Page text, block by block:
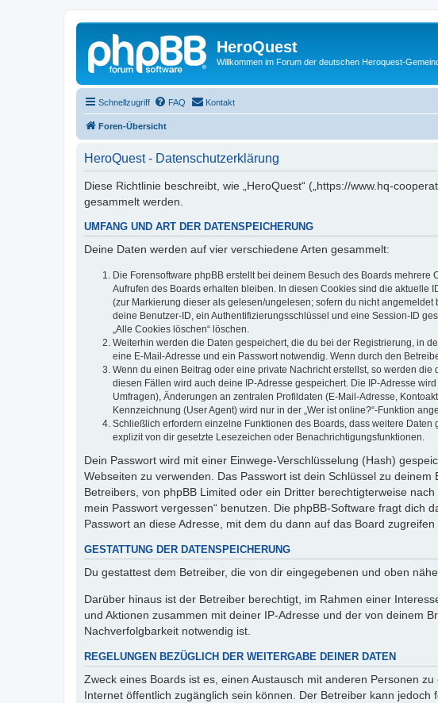
HeroQuest
Willkommen im Forum der deutschen Heroquest-
Schnellzugriff FAQ Kontakt
Foren-Übersicht
HeroQuest - Datenschutzerklärung
Diese Richtlinie beschreibt, wie „HeroQuest“ („https://www.hq-
gesammelt werden.
UMFANG UND ART DER DATENSPEICHERUNG
Deine Daten werden auf vier verschiedene Arten gesammelt:
Die Forensoftware phpBB erstellt bei deinem Besuch des Boards
Aufrufen des Boards erhalten bleiben. In diesen Cookies sind die aktuelle
(zur Markierung dieser als gelesen/ungelesen; sofern du nicht
deine Benutzer-ID, ein Authentifizierungsschlüssel und eine Session-ID
„Alle Cookies löschen“ löschen.
Weiterhin werden die Daten gespeichert, die du bei der Registrierung, in
eine E-Mail-Adresse und ein Passwort notwendig. Wenn durch den
Wenn du einen Beitrag oder eine private Nachricht erstellst, so werden
diesen Fällen wird auch deine IP-Adresse gespeichert. Die IP-Adresse
Umfragen), Änderungen an zentralen Profildaten (E-Mail-Adresse,
Kennzeichnung (User Agent) wird nur in der „Wer ist online?“-Funktion
Schließlich erfordern einzelne Funktionen des Boards, dass weitere
explizit von dir gesetzte Lesezeichen oder Benachrichtigungsfunktionen.
Dein Passwort wird mit einer Einwege-Verschlüsselung (Hash)
Webseiten zu verwenden. Das Passwort ist dein Schlüssel zu
Betreibers, von phpBB Limited oder ein Dritter berechtigterweise
mein Passwort vergessen“ benutzen. Die phpBB-Software fragt
Passwort an diese Adresse, mit dem du dann auf das Board zugreifen
GESTATTUNG DER DATENSPEICHERUNG
Du gestattest dem Betreiber, die von dir eingegebenen und oben
Darüber hinaus ist der Betreiber berechtigt, im Rahmen einer
und Aktionen zusammen mit deiner IP-Adresse und der von deinem
Nachverfolgbarkeit notwendig ist.
REGELUNGEN BEZÜGLICH DER WEITERGABE DEINER DATEN
Zweck eines Boards ist es, einen Austausch mit anderen Personen
Internet öffentlich zugänglich sein können. Der Betreiber kann